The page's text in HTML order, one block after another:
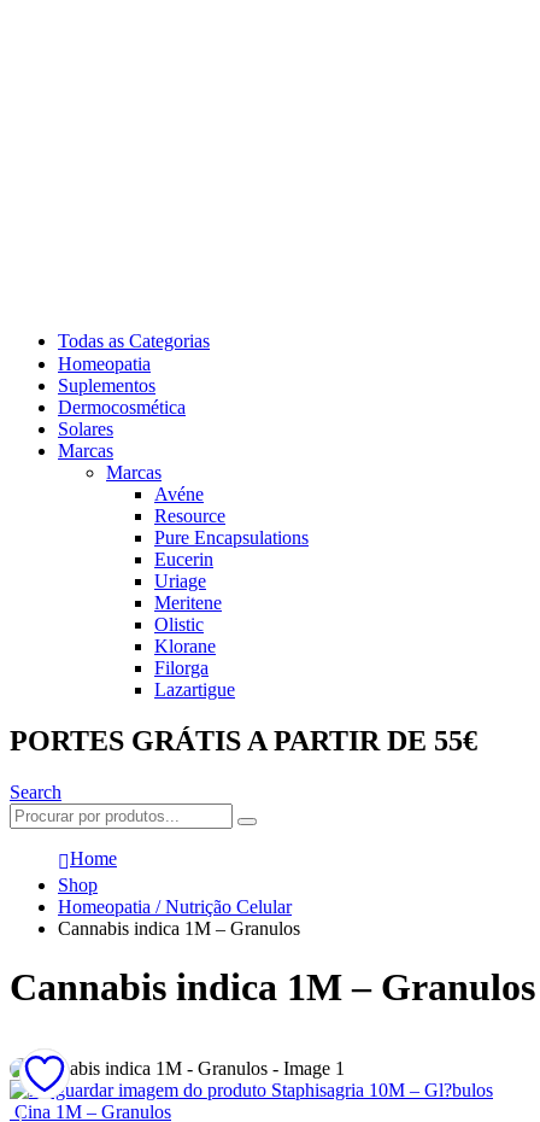
Todas as Categorias
Homeopatia
Suplementos
Dermocosmética
Solares
Marcas
Marcas
Avéne
Resource
Pure Encapsulations
Eucerin
Uriage
Meritene
Olistic
Klorane
Filorga
Lazartigue
PORTES GRÁTIS A PARTIR DE 55€
Search
Home
Shop
Homeopatia / Nutrição Celular
Cannabis indica 1M – Granulos
Cannabis indica 1M – Granulos
Staphisagria 10M – Gl?bulos
Cina 1M – Granulos